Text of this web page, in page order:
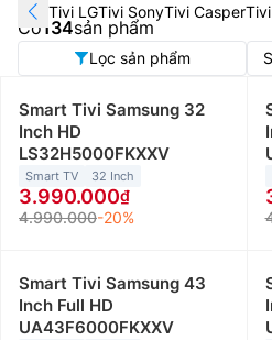
Tivi LGTivi SonyTivi Casper
Có 134sản phẩm
Lọc sản phẩm
Smart Tivi Samsung 32
Inch HD
LS32H5000FKXXV
Smart TV 32 Inch
3.990.000
4.990.000-20%
Smart Tivi Samsung 43
Inch Full HD
UA43F6000FKXXV